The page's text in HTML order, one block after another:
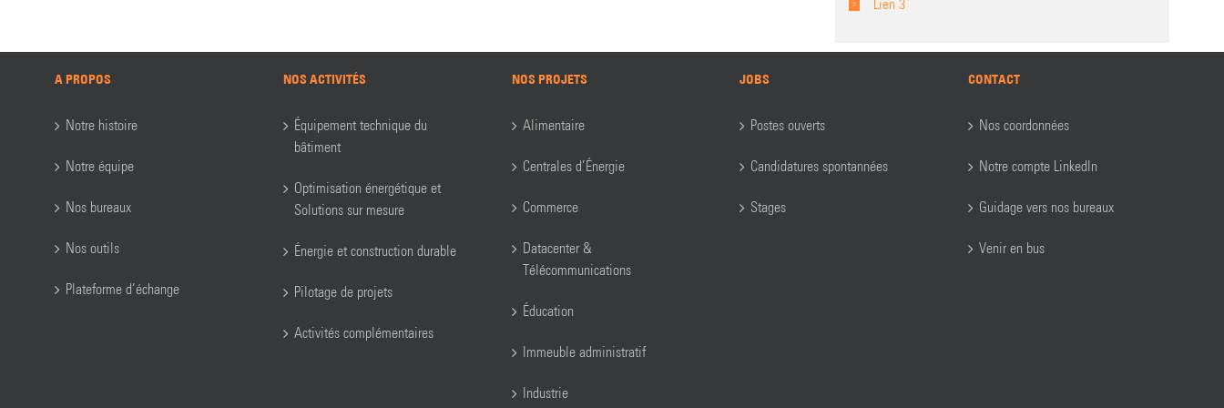
Lien 3
A PROPOS
Notre histoire
Notre équipe
Nos bureaux
Nos outils
Plateforme d’échange
NOS ACTIVITÉS
Équipement technique du
bâtiment
Optimisation énergétique et
Solutions sur mesure
Énergie et construction durable
Pilotage de projets
Activités complémentaires
NOS PROJETS
Alimentaire
Centrales d’Énergie
Commerce
Datacenter &
Télécommunications
Éducation
Immeuble administratif
Industrie
JOBS
Postes ouverts
Candidatures spontannées
Stages
CONTACT
Nos coordonnées
Notre compte LinkedIn
Guidage vers nos bureaux
Venir en bus